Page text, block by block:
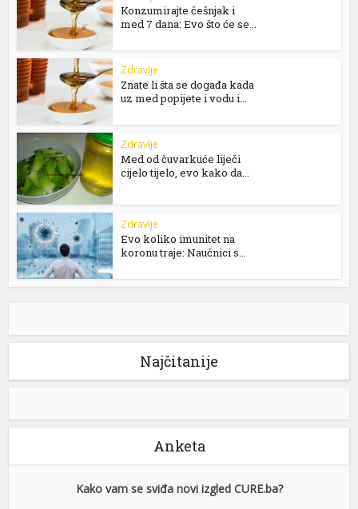
Konzumirajte češnjak i
med 7 dana: Evo što će se...
Zdravlje
Znate li šta se događa kada
uz med popijete i vodu i...
Zdravlje
Med od čuvarkuće liječi
cijelo tijelo, evo kako da...
Zdravlje
Evo koliko imunitet na
koronu traje: Naučnici s...
Najčitanije
Anketa
Kako vam se sviđa novi izgled CURE.ba?